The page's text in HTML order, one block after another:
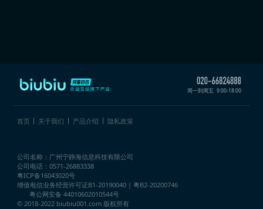
周一到周五 9:00-18:00
首页 关于我们 产品介绍 隐私政策
公司名称：广州宁静海信息科技有限公司
公司电话：0571-26883338
粤ICP备16043020号
增值电信业务经营许可证B1-20190040 | 粤B2-20200746
粤公网安备 44010602010544号
© 2018-2022 biubiu001.com 版权所有